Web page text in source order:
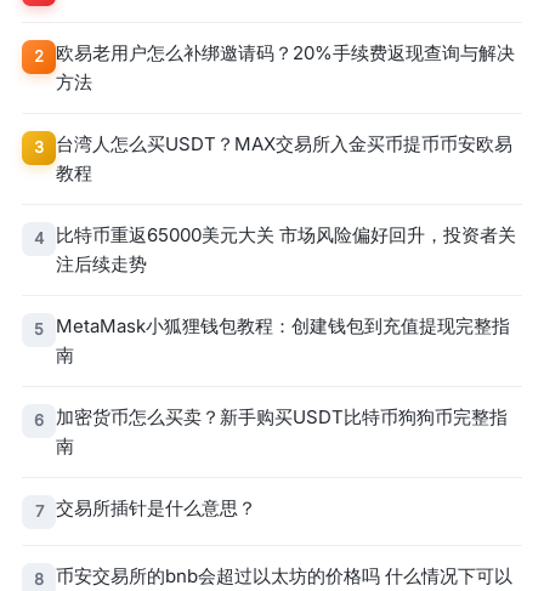
2
欧易老用户怎么补绑邀请码？20%手续费返现查询与解决
方法
3
台湾人怎么买USDT？MAX交易所入金买币提币币安欧易
教程
4
比特币重返65000美元大关 市场风险偏好回升，投资者关
注后续走势
5
MetaMask小狐狸钱包教程：创建钱包到充值提现完整指
南
6
加密货币怎么买卖？新手购买USDT比特币狗狗币完整指
南
7 交易所插针是什么意思？
8
币安交易所的bnb会超过以太坊的价格吗 什么情况下可以